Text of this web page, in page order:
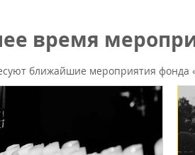
время
ближайшие мероприятия фонда